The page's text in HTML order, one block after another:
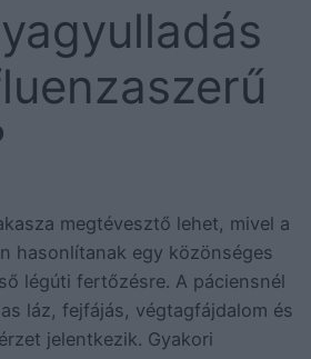
megtévesztő lehet, mivel a
hasonlítanak egy közönséges
légúti fertőzésre. A páciensnél
láz, fejfájás, végtagfájdalom és
jelentkezik. Gyakori